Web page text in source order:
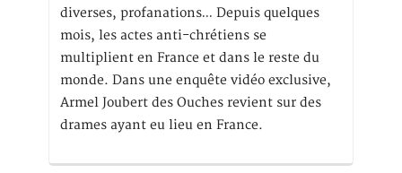
diverses, profanations… Depuis quelques
mois, les actes anti-chrétiens se
multiplient en France et dans le reste du
monde. Dans une enquête vidéo exclusive,
Armel Joubert des Ouches revient sur des
drames ayant eu lieu en France.